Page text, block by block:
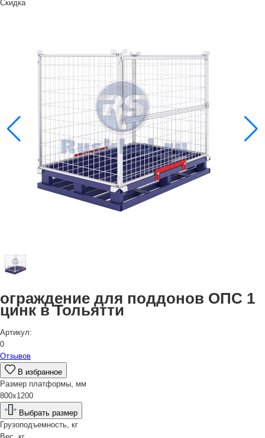
Скидка
ограждение для поддонов ОПС 1
цинк в Тольятти
Артикул:
0
Отзывов
В избранное
Размер платформы, мм
800х1200
Выбрать размер
Грузоподъемность, кг